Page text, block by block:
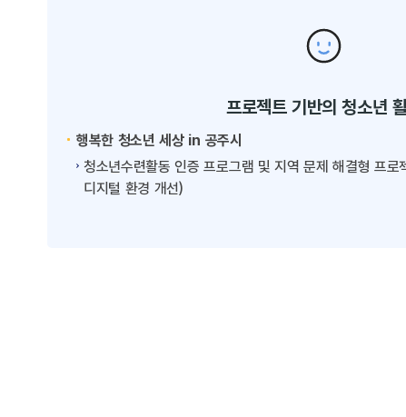
프로젝트 기반의 청소년
행복한 청소년 세상 in 공주시
청소년수련활동 인증 프로그램 및 지역 문제 해결형 프
디지털 환경 개선)